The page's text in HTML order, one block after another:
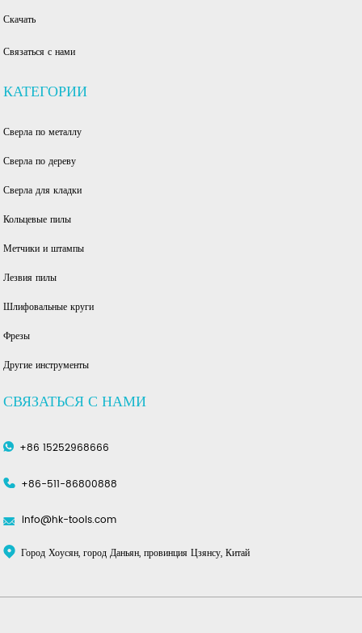
Скачать
Связаться с нами
КАТЕГОРИИ
Сверла по металлу
Сверла по дереву
Сверла для кладки
Кольцевые пилы
Метчики и штампы
Лезвия пилы
Шлифовальные круги
Фрезы
Другие инструменты
СВЯЗАТЬСЯ С НАМИ
+86 15252968666
+86-511-86800888
info@hk-tools.com
Город Хоусян, город Даньян, провинция Цзянсу, Китай